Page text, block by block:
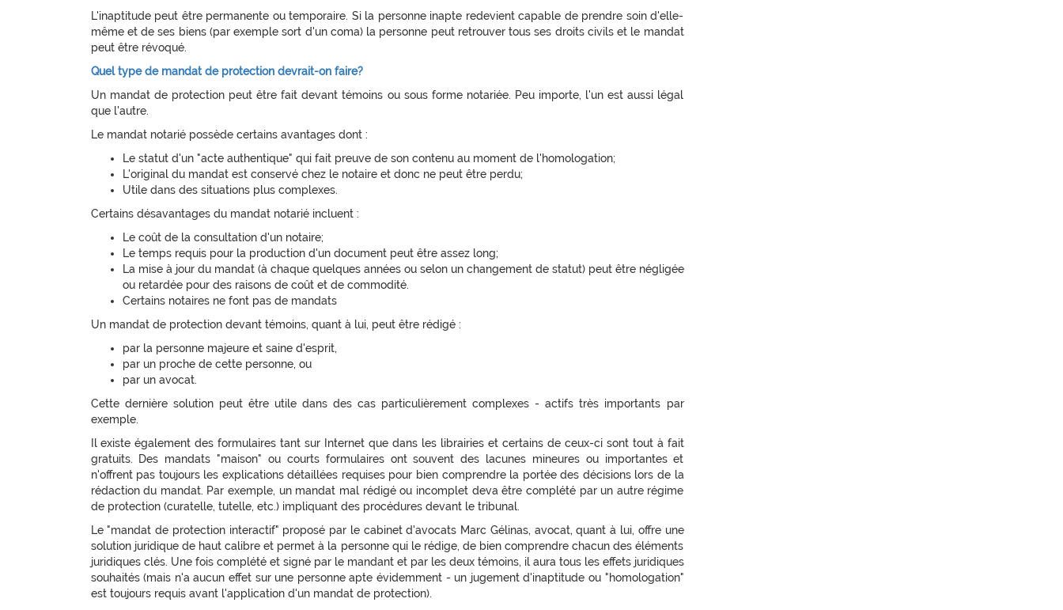
L'inaptitude peut être permanente ou temporaire. Si la personne inapte redevient capable de prendre soin d'elle-
même et de ses biens (par exemple sort d'un coma) la personne peut retrouver tous ses droits civils et le mandat
peut être révoqué.
Quel type de mandat de protection devrait-on faire?
Un mandat de protection peut être fait devant témoins ou sous forme notariée. Peu importe, l'un est aussi légal
que l'autre.
Le mandat notarié possède certains avantages dont :
Le statut d'un "acte authentique" qui fait preuve de son contenu au moment de l'homologation;
L'original du mandat est conservé chez le notaire et donc ne peut être perdu;
Utile dans des situations plus complexes.
Certains désavantages du mandat notarié incluent :
Le coût de la consultation d'un notaire;
Le temps requis pour la production d'un document peut être assez long;
La mise à jour du mandat (à chaque quelques années ou selon un changement de statut) peut être négligée
ou retardée pour des raisons de coût et de commodité.
Certains notaires ne font pas de mandats
Un mandat de protection devant témoins, quant à lui, peut être rédigé :
par la personne majeure et saine d'esprit,
par un proche de cette personne, ou
par un avocat.
Cette dernière solution peut être utile dans des cas particulièrement complexes - actifs très importants par
exemple.
Il existe également des formulaires tant sur Internet que dans les librairies et certains de ceux-ci sont tout à fait
gratuits. Des mandats "maison" ou courts formulaires ont souvent des lacunes mineures ou importantes et
n'offrent pas toujours les explications détaillées requises pour bien comprendre la portée des décisions lors de la
rédaction du mandat. Par exemple, un mandat mal rédigé ou incomplet deva être complété par un autre régime
de protection (curatelle, tutelle, etc.) impliquant des procédures devant le tribunal.
Le "mandat de protection interactif" proposé par le cabinet d'avocats Marc Gélinas, avocat, quant à lui, offre une
solution juridique de haut calibre et permet à la personne qui le rédige, de bien comprendre chacun des éléments
juridiques clés. Une fois complété et signé par le mandant et par les deux témoins, il aura tous les effets juridiques
souhaités (mais n'a aucun effet sur une personne apte évidemment - un jugement d'inaptitude ou "homologation"
est toujours requis avant l'application d'un mandat de protection).